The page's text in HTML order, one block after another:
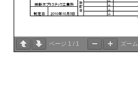
ページ 1 / 1 ズーム